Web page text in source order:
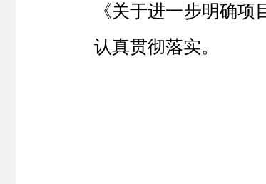
《关于进一步明确
认真贯彻落实。